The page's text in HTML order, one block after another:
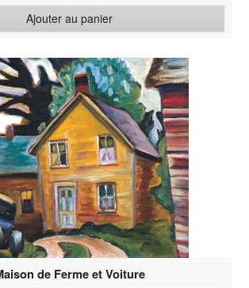
Ajouter au panier
de Ferme et Voiture